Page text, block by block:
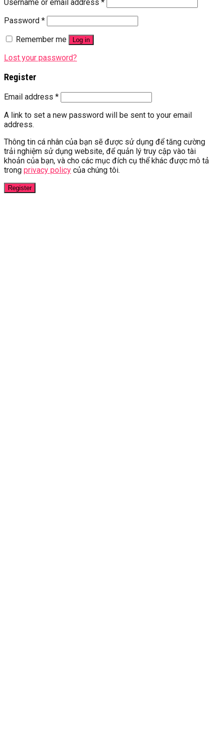
Username or email address *
Password *
Remember me
Log in
Lost your password?
Register
Email address *
A link to set a new password will be sent to your email
address.
Thông tin cá nhân của bạn sẽ được sử dụng để tăng cường
trải nghiệm sử dụng website, để quản lý truy cập vào tài
khoản của bạn, và cho các mục đích cụ thể khác được mô tả
trong privacy policy của chúng tôi.
Register